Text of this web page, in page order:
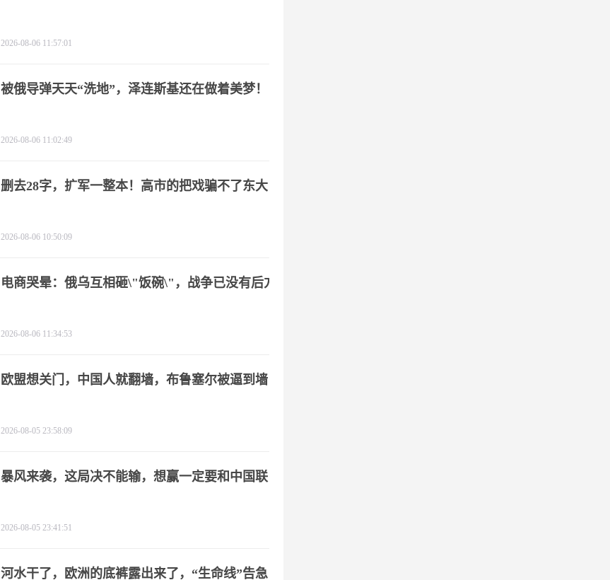
2026-08-06 11:57:01
被俄导弹天天“洗地”，泽连斯基还在做着美梦！
2026-08-06 11:02:49
删去28字，扩军一整本！高市的把戏骗不了东大
2026-08-06 10:50:09
电商哭晕：俄乌互相砸\"饭碗\"，战争已没有后方
2026-08-06 11:34:53
欧盟想关门，中国人就翻墙，布鲁塞尔被逼到墙
2026-08-05 23:58:09
暴风来袭，这局决不能输，想赢一定要和中国联
2026-08-05 23:41:51
河水干了，欧洲的底裤露出来了，“生命线”告急